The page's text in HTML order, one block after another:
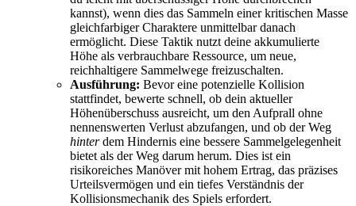
kannst), wenn dies das Sammeln einer kritischen Masse
gleichfarbiger Charaktere unmittelbar danach
ermöglicht. Diese Taktik nutzt deine akkumulierte
Höhe als verbrauchbare Ressource, um neue,
reichhaltigere Sammelwege freizuschalten.
Ausführung: Bevor eine potenzielle Kollision
stattfindet, bewerte schnell, ob dein aktueller
Höhenüberschuss ausreicht, um den Aufprall ohne
nennenswerten Verlust abzufangen, und ob der Weg
hinterdem Hindernis eine bessere Sammelgelegenheit
bietet als der Weg darum herum. Dies ist ein
risikoreiches Manöver mit hohem Ertrag, das präzises
Urteilsvermögen und ein tiefes Verständnis der
Kollisionsmechanik des Spiels erfordert.